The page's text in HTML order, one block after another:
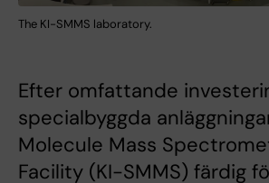
The KI-SMMS laboratory.
Efter omfattande
specialbyggda
Molecule Mass
Facility (KI-SMMS) färdig